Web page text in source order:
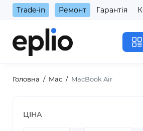
Trade-in Ремонт Гарантія
Головна Mac MacBook Air
ЦІНА